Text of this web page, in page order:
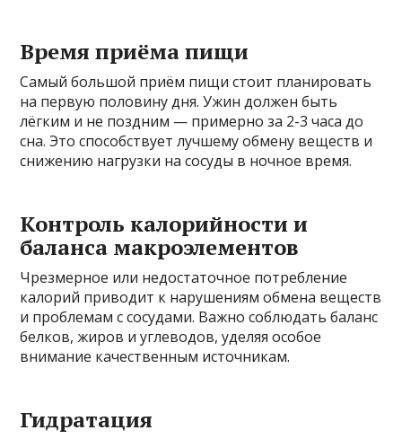
Время приёма пищи
Самый большой приём пищи стоит планировать
на первую половину дня. Ужин должен быть
лёгким и не поздним — примерно за 2-3 часа до
сна. Это способствует лучшему обмену веществ и
снижению нагрузки на сосуды в ночное время.
Контроль калорийности и
баланса макроэлементов
Чрезмерное или недостаточное потребление
калорий приводит к нарушениям обмена веществ
и проблемам с сосудами. Важно соблюдать баланс
белков, жиров и углеводов, уделяя особое
внимание качественным источникам.
Гидратация